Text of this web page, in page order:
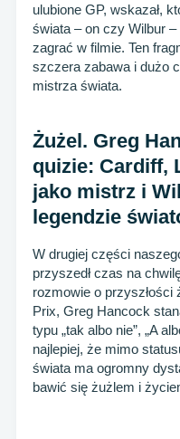
ulubione GP, wskazał,
świata – on czy Wilbur –
zagrać w filmie. Ten
szczera zabawa i dużo
mistrza świata.
Żużel. Greg
quizie: Cardiff,
jako mistrz i
legendzie
W drugiej części
przyszedł czas na
rozmowie o przyszłości
Prix, Greg Hancock
typu „tak albo nie”, „A
najlepiej, że mimo
świata ma ogromny
bawić się żużlem i